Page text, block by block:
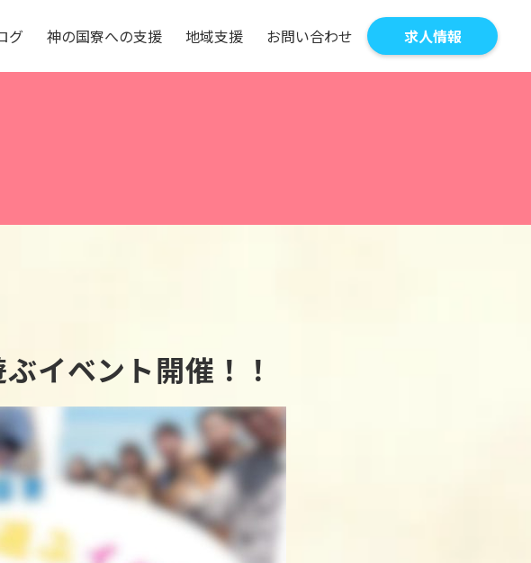
グ 神の国寮への支援 地域支援 お問い合わせ 求人情報
イベント開催！！